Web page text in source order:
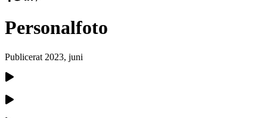
Personalfoto
Publicerat 2023, juni